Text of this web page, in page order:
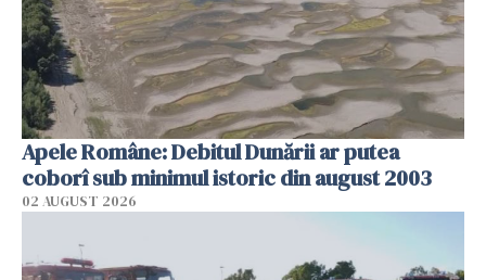
Apele Române: Debitul Dunării ar putea
coborî sub minimul istoric din august 2003
02 AUGUST 2026